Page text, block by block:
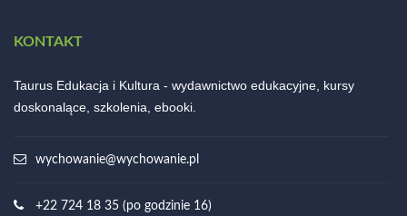
KONTAKT
Taurus Edukacja i Kultura - wydawnictwo edukacyjne, kursy
doskonalące, szkolenia, ebooki.
wychowanie@wychowanie.pl
+22 724 18 35 (po godzinie 16)